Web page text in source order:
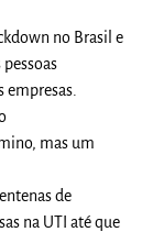
no Brasil e
mas um
de
na UTI até que